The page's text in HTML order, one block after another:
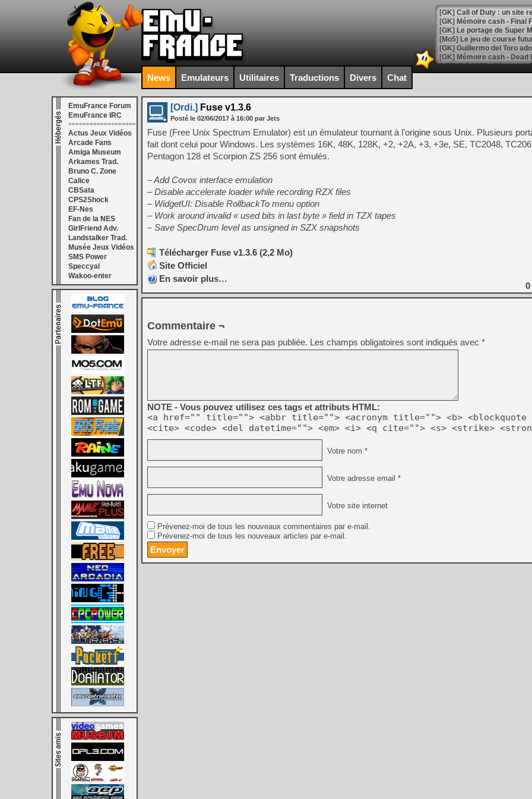
[GK] Le portage de Super
[Mo5] Le jeu de course
[GK] Guillermo del Toro
[LTF] Eté 2026 - Séquence
[GK] Mistfall Hunter :
[GK] Wo Long 2 évolue
[GK] Crossfire : un TPS à
[LS] [PS5] Premiers
[Mo5] DOOM arrive en
[GK] Bethesda fête les 30
[GK] Roblox : l'action en
[GK] Agenda - GeForce
[LS] [PS5] ps5-y2jb-
[GK] Pourquoi Marvel
[GK] GTA 6 : Rockstar
[GK] Hot Wheels Infinite
[GK] Mémoire cash -
[GK] Résultats Nintendo :
[GK] Déjà des
[Mo5] Brickboy cherche à
[GK] Minecraft et ses «
[GK] Beast of
[GK] Ubisoft : fin de partie
[GK] Mémoire cash -
[GK] Dan Houser (GTA)
[GK] Comment EA Sports
[GK] Crimson Moon : un
[GK] Isle of Reveries : le
News Emulateurs Utilitaires Traductions Divers Chat
EmuFrance Forum
EmuFrance IRC
===================
Actus Jeux Vidéos
Arcade Fans
Amiga Museum
Arkames Trad.
Bruno C. Zone
Calice
CBSata
CPS2Shock
EF-Nes
Fan de la NES
GirlFriend Adv.
Landstalker Trad.
Musée Jeux Vidéos
SMS Power
Speccyal
Wakoo-enter
[Ordi.] Fuse v1.3.6
Posté le 02/06/2017 à 16:00 par Jets
Fuse (Free Unix Spectrum Emulator) est un émulateur tournant à l’origine sous Unix. Plusieurs
fait dont celui pour Windows. Les systèmes 16K, 48K, 128K, +2, +2A, +3, +3e, SE, TC2048,
Pentagon 128 et Scorpion ZS 256 sont émulés.
– Add Covox interface emulation
– Disable accelerate loader while recording RZX files
– WidgetUI: Disable RollbackTo menu option
– Work around invalid « used bits in last byte » field in TZX tapes
– Save SpecDrum level as unsigned in SZX snapshots
Télécharger Fuse v1.3.6 (2,2 Mo)
Site Officiel
En savoir plus…
0
Commentaire ¬
Votre adresse e-mail ne sera pas publiée. Les champs obligatoires sont indiqués avec *
NOTE - Vous pouvez utilisez ces tags et attributs HTML:
<a href="" title=""> <abbr title=""> <acronym title=""> <b> <blockquote
<cite> <code> <del datetime=""> <em> <i> <q cite=""> <s> <strike>
Votre nom *
Votre adresse email *
Votre site internet
Prévenez-moi de tous les nouveaux commentaires par e-mail.
Prévenez-moi de tous les nouveaux articles par e-mail.